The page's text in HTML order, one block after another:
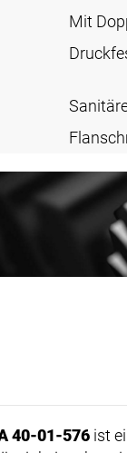
Mit
40-01-576 ist